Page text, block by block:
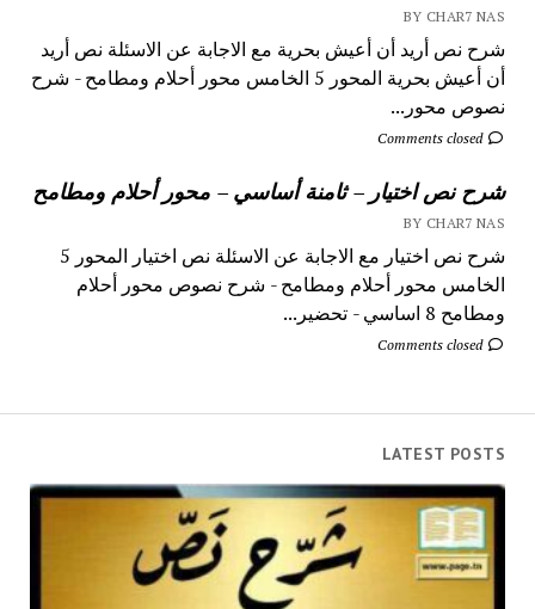
BY CHAR7 NAS
شرح نص أريد أن أعيش بحرية مع الاجابة عن الاسئلة نص أريد
أن أعيش بحرية المحور 5 الخامس محور أحلام ومطامح - شرح
نصوص محور...
Comments closed
شرح نص اختيار – ثامنة أساسي – محور أحلام ومطامح
BY CHAR7 NAS
شرح نص اختيار مع الاجابة عن الاسئلة نص اختيار المحور 5
الخامس محور أحلام ومطامح - شرح نصوص محور أحلام
ومطامح 8 اساسي - تحضير...
Comments closed
LATEST POSTS